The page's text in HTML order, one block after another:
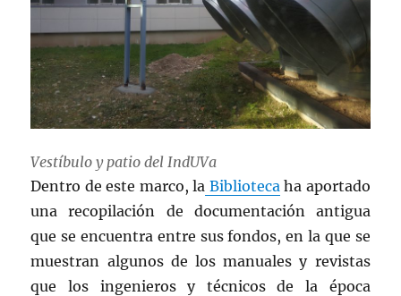
Vestíbulo y patio del IndUVa
Dentro de este marco, la Biblioteca ha aportado
una recopilación de documentación antigua
que se encuentra entre sus fondos, en la que se
muestran algunos de los manuales y revistas
que los ingenieros y técnicos de la época